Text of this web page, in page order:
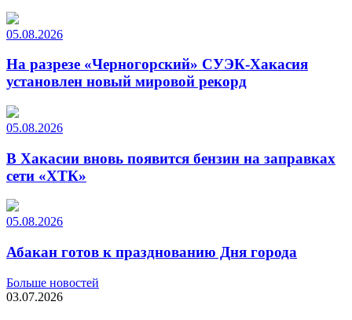
05.08.2026
На разрезе «Черногорский» СУЭК-Хакасия
установлен новый мировой рекорд
05.08.2026
В Хакасии вновь появится бензин на заправках
сети «ХТК»
05.08.2026
Абакан готов к празднованию Дня города
Больше новостей
03.07.2026